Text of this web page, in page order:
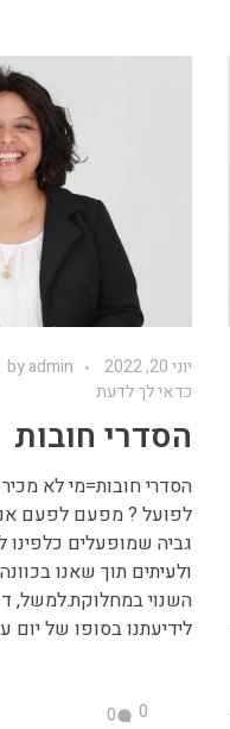
יוני 20, 2022 by admin
כדאי לך לדעת
הסדרי חובות
הסדרי חובות=מי לא
לפועל ? מפעם לפעם
גביה שמופעלים כלפינו
ולעיתים תוך שאנו
השנוי במחלוקת.למשל,
לידיעתנו בסופו של יום
0
0